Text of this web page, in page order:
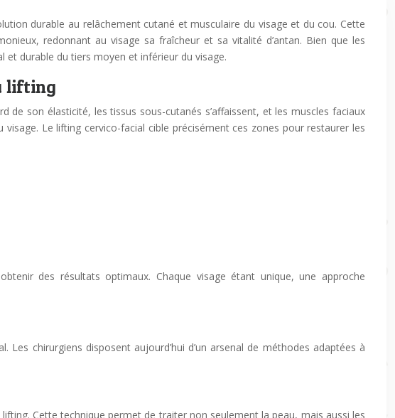
durable au relâchement cutané et musculaire du visage et du cou. Cette
redonnant au visage sa fraîcheur et sa vitalité d’antan. Bien que les
durable du tiers moyen et inférieur du visage.
lifting
son élasticité, les tissus sous-cutanés s’affaissent, et les muscles faciaux
Le lifting cervico-facial cible précisément ces zones pour restaurer les
des résultats optimaux. Chaque visage étant unique, une approche
chirurgiens disposent aujourd’hui d’un arsenal de méthodes adaptées à
Cette technique permet de traiter non seulement la peau, mais aussi les